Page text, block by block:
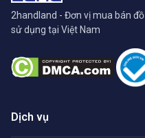
2handland - Đơn vị mua bán
sử dụng tại Việt Nam
Dịch vụ